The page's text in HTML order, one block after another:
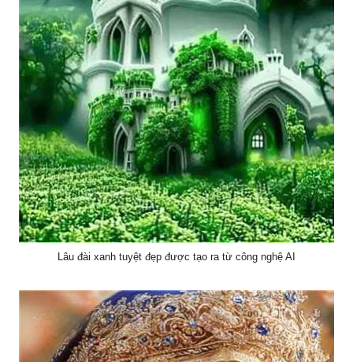
Lâu đài xanh tuyệt đẹp được tạo ra từ công nghệ AI